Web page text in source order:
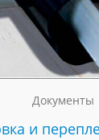
Документы
и